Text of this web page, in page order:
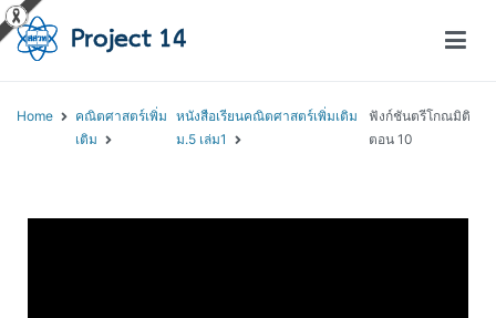
Home
คณิตศาสตร์เพิ่ม
เติม
หนังสือเรียนคณิตศาสตร์เพิ่มเติม
ม.5 เล่ม1
ฟังก์ชันตรีโกณมิติ
ตอน 10